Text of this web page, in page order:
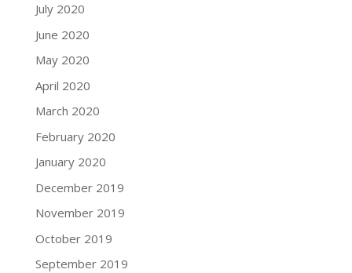
July 2020
June 2020
May 2020
April 2020
March 2020
February 2020
January 2020
December 2019
November 2019
October 2019
September 2019